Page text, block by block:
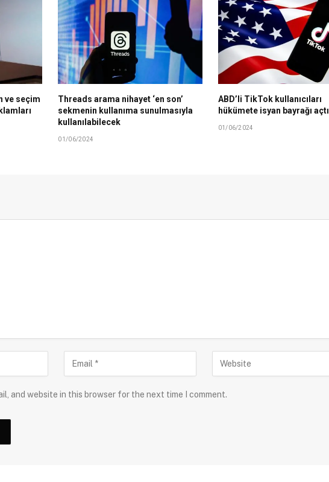
ve seçim
Threads arama nihayet ‘en son’
sekmenin kullanıma sunulmasıyla
kullanılabilecek
01/06/2024
ABD’li TikTok kullanıcıları
hükümete isyan bayrağı açtı
01/06/2024
and website in this browser for the next time I comment.